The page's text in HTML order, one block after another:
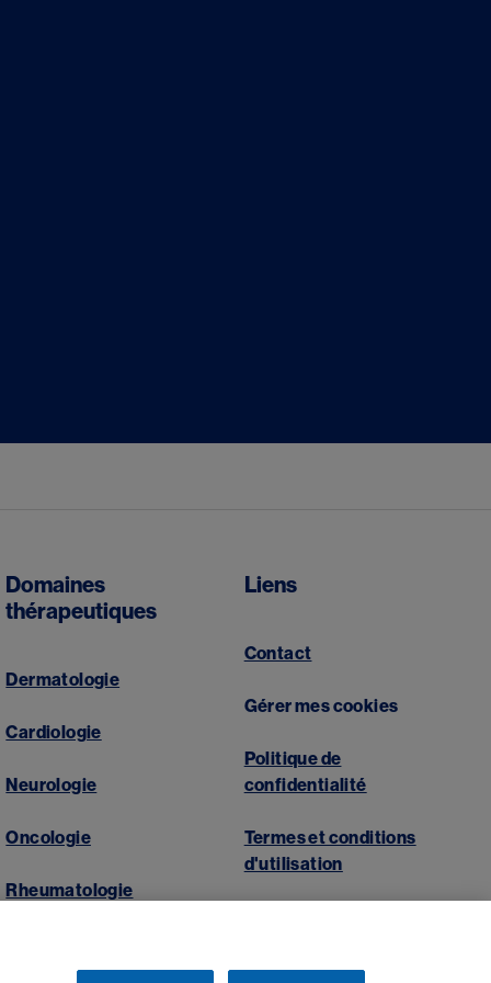
Domaines
thérapeutiques
Dermatologie
Cardiologie
Neurologie
Oncologie
Rheumatologie
Liens
Contact
Gérer mes cookies
Politique de
confidentialité
Termes et conditions
d'utilisation